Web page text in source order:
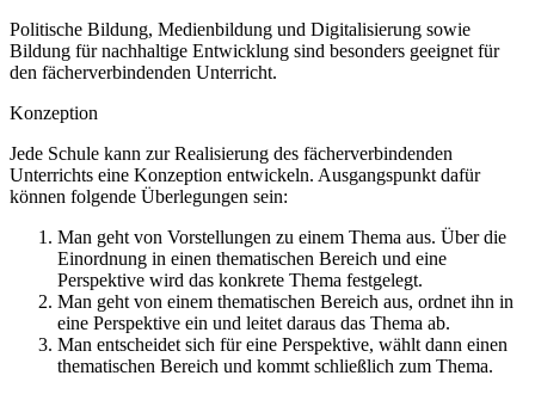
Politische Bildung, Medienbildung und Digitalisierung sowie
Bildung für nachhaltige Entwicklung sind besonders geeignet für
den fächerverbindenden Unterricht.
Konzeption
Jede Schule kann zur Realisierung des fächerverbindenden
Unterrichts eine Konzeption entwickeln. Ausgangspunkt dafür
können folgende Überlegungen sein:
Man geht von Vorstellungen zu einem Thema aus. Über die
Einordnung in einen thematischen Bereich und eine
Perspektive wird das konkrete Thema festgelegt.
Man geht von einem thematischen Bereich aus, ordnet ihn in
eine Perspektive ein und leitet daraus das Thema ab.
Man entscheidet sich für eine Perspektive, wählt dann einen
thematischen Bereich und kommt schließlich zum Thema.